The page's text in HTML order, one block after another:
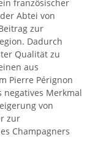
französischer
Abtei von
zur
Dadurch
Qualität zu
aus
Pierre Pérignon
negatives Merkmal
von
zur
Champagners